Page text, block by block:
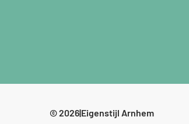
© 2026|Eigenstijl Arnhem